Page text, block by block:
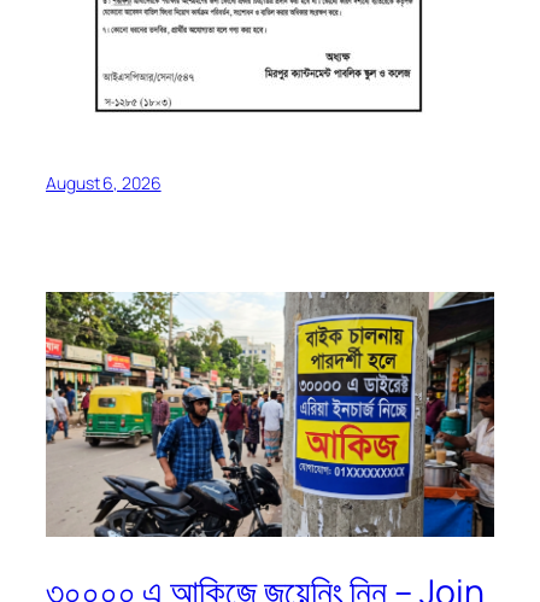
August 6, 2026
৩০০০০ এ আকিজে জয়েনিং নিন – Join